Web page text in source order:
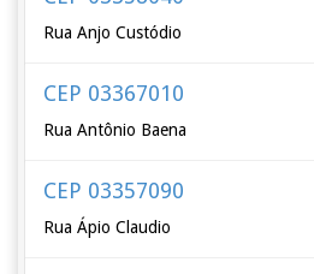
Rua Anjo Custódio
CEP 03367010
Rua Antônio Baena
CEP 03357090
Rua Ápio Claudio